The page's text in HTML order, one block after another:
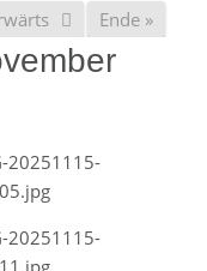
Ende »